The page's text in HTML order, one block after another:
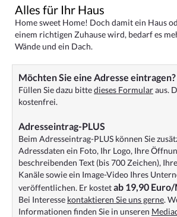
Alles für Ihr Haus
Home sweet Home! Doch damit ein Haus
einem richtigen Zuhause wird, bedarf es
Wände und ein Dach.
Möchten Sie eine Adresse eintragen?
Füllen Sie dazu bittedieses Formularaus.
kostenfrei.
Adresseintrag-PLUS
Beim Adresseintrag-PLUS können Sie
Adressdaten ein Foto, Ihr Logo, Ihre
beschreibenden Text (bis 700 Zeichen),
Kanäle sowie ein Image-Video Ihres
veröffentlichen. Er kostetab 19,90
Bei Interesse kontaktieren Sie uns gerne.
Informationen finden Sie in unseren